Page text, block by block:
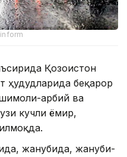
Қозоғистон
ҳудудларида беқарор
ғарбий ва
кучли ёмғир,
жанубида, жануби-